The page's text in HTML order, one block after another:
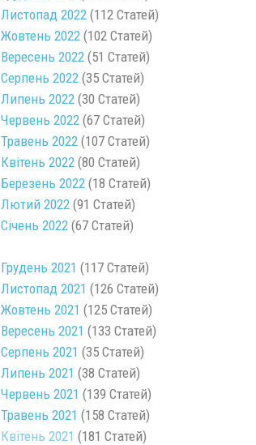
Листопад 2022(112 Статей)
Жовтень 2022(102 Статей)
Вересень 2022(51 Статей)
Серпень 2022(35 Статей)
Липень 2022(30 Статей)
Червень 2022(67 Статей)
Травень 2022(107 Статей)
Квітень 2022(80 Статей)
Березень 2022(18 Статей)
Лютий 2022(91 Статей)
Січень 2022(67 Статей)
Грудень 2021 (117 Статей)
Листопад 2021 (126 Статей)
Жовтень 2021 (125 Статей)
Вересень 2021 (133 Статей)
Серпень 2021 (35 Статей)
Липень 2021 (38 Статей)
Червень 2021 (139 Статей)
Травень 2021 (158 Статей)
Квітень 2021 (181 Статей)